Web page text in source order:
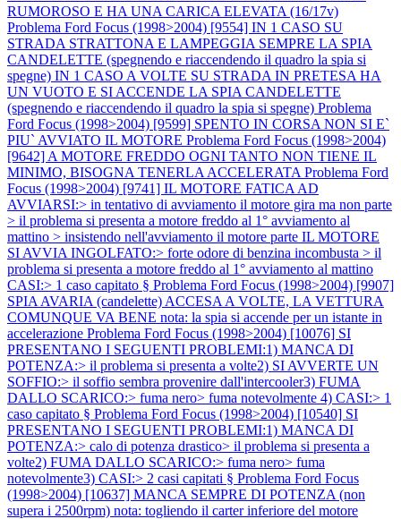
RUMOROSO E HA UNA CARICA ELEVATA (16/17v)
Problema Ford Focus (1998>2004) [9554] IN 1 CASO SU
STRADA STRATTONA E LAMPEGGIA SEMPRE LA SPIA
CANDELETTE (spegnendo e riaccendendo il quadro la spia si
spegne) IN 1 CASO A VOLTE SU STRADA IN PRETESA HA
UN VUOTO E SI ACCENDE LA SPIA CANDELETTE
(spegnendo e riaccendendo il quadro la spia si spegne) Problema
Ford Focus (1998>2004) [9599] SPENTO IN CORSA NON SI E`
PIU` AVVIATO IL MOTORE Problema Ford Focus (1998>2004)
[9642] A MOTORE FREDDO OGNI TANTO NON TIENE IL
MINIMO, BISOGNA TENERLA ACCELERATA Problema Ford
Focus (1998>2004) [9741] IL MOTORE FATICA AD
AVVIARSI:> in tentativo di avviamento il motore gira ma non parte
> il problema si presenta a motore freddo al 1° avviamento al
mattino > insistendo nell'avviamento il motore parte IL MOTORE
SI AVVIA INGOLFATO:> forte odore di benzina incombusta > il
problema si presenta a motore freddo al 1° avviamento al mattino
CASI:> 1 caso capitato § Problema Ford Focus (1998>2004) [9907]
SPIA AVARIA (candelette) ACCESA A VOLTE, LA VETTURA
COMUNQUE VA BENE nota: la spia si accende per un istante in
accelerazione Problema Ford Focus (1998>2004) [10076] SI
PRESENTANO I SEGUENTI PROBLEMI:1) MANCA DI
POTENZA:> il problema si presenta a volte2) SI AVVERTE UN
SOFFIO:> il soffio sembra provenire dall'intercooler3) FUMA
DALLO SCARICO:> fuma nero> fuma notevolmente 4) CASI:> 1
caso capitato § Problema Ford Focus (1998>2004) [10540] SI
PRESENTANO I SEGUENTI PROBLEMI:1) MANCA DI
POTENZA:> calo di potenza drastico> il problema si presenta a
volte2) FUMA DALLO SCARICO:> fuma nero> fuma
notevolmente3) CASI:> 2 casi capitati § Problema Ford Focus
(1998>2004) [10637] MANCA SEMPRE DI POTENZA (non
supera i 2500rpm) nota: togliendo il carter inferiore del motore